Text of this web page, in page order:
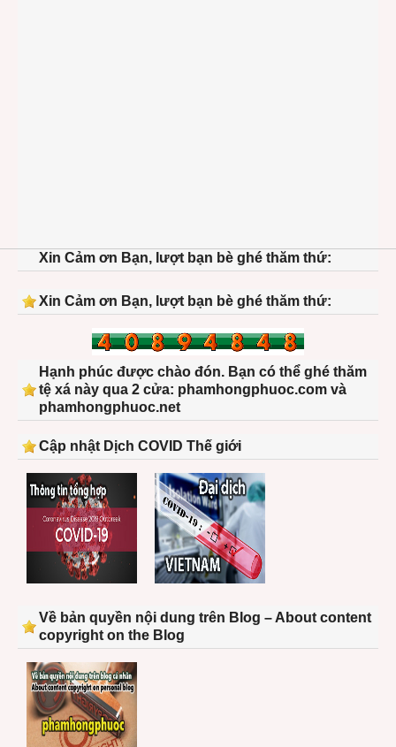
Xin Cảm ơn Bạn, lượt bạn bè ghé thăm thứ:
Xin Cảm ơn Bạn, lượt bạn bè ghé thăm thứ:
Hạnh phúc được chào đón. Bạn có thể ghé thăm
tệ xá này qua 2 cửa: phamhongphuoc.com và
phamhongphuoc.net
Cập nhật Dịch COVID Thế giới
Về bản quyền nội dung trên Blog – About content
copyright on the Blog